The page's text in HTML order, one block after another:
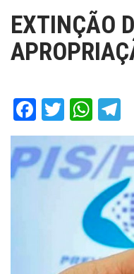
EXTINÇÃO
Facebook
Twitter